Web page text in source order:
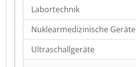
Labortechnik
Nuklearmedizinische Geräte
Ultraschallgeräte